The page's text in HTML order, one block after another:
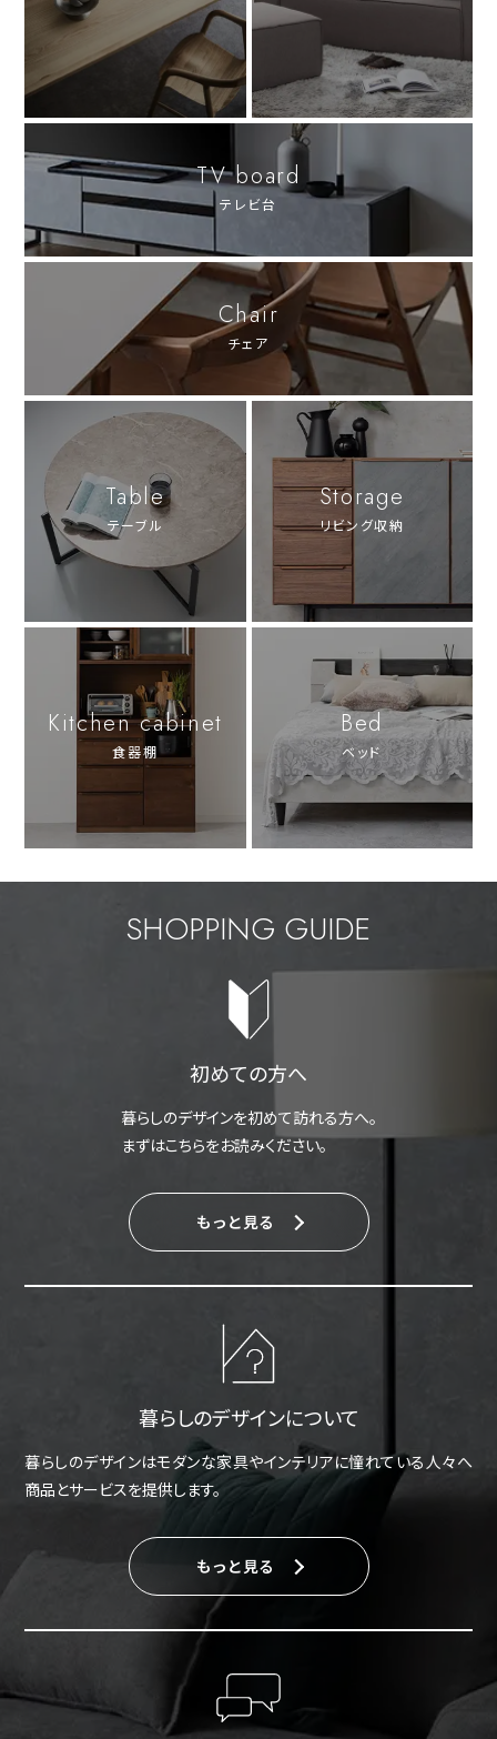
TV board
テレビ台
Chair
チェア
Table
テーブル
Storage
リビング収納
Kitchen cabinet
食器棚
Bed
ベッド
SHOPPING GUIDE
初めての方へ
暮らしのデザインを初めて訪れる方へ。
まずはこちらをお読みください。
もっと見る
暮らしのデザインについて
暮らしのデザインはモダンな家具やインテリアに憧れている人々へ
商品とサービスを提供します。
もっと見る